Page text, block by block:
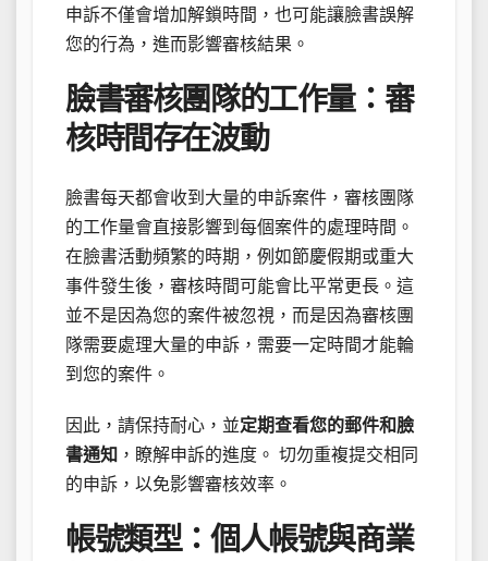
申訴不僅會增加解鎖時間，也可能讓臉書誤解
您的行為，進而影響審核結果。
臉書審核團隊的工作量：審
核時間存在波動
臉書每天都會收到大量的申訴案件，審核團隊
的工作量會直接影響到每個案件的處理時間。
在臉書活動頻繁的時期，例如節慶假期或重大
事件發生後，審核時間可能會比平常更長。這
並不是因為您的案件被忽視，而是因為審核團
隊需要處理大量的申訴，需要一定時間才能輪
到您的案件。
因此，請保持耐心，並定期查看您的郵件和臉
書通知 ，瞭解申訴的進度。 切勿重複提交相同
的申訴，以免影響審核效率。
帳號類型：個人帳號與商業